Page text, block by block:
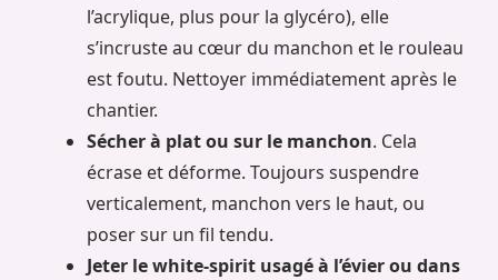
l’acrylique, plus pour la glycéro), elle
s’incruste au cœur du manchon et le rouleau
est foutu. Nettoyer immédiatement après le
chantier.
Sécher à plat ou sur le manchon. Cela
écrase et déforme. Toujours suspendre
verticalement, manchon vers le haut, ou
poser sur un fil tendu.
Jeter le white-spirit usagé à l’évier ou dans